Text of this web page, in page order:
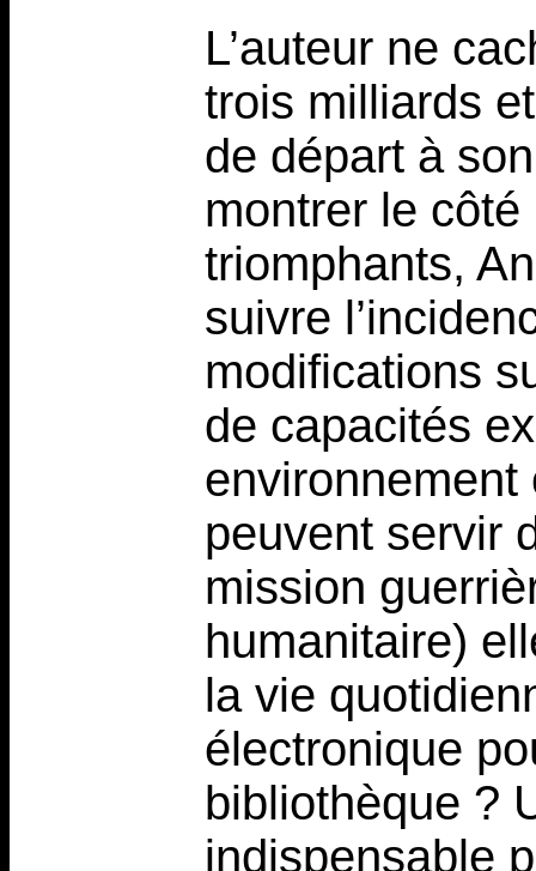
L’auteur ne
trois milliards
de départ à
montrer le
triomphants,
suivre
modifications
de capacités
peuvent servir
mission
humanitaire)
la vie
électronique
bibliothèque ?
indispensable